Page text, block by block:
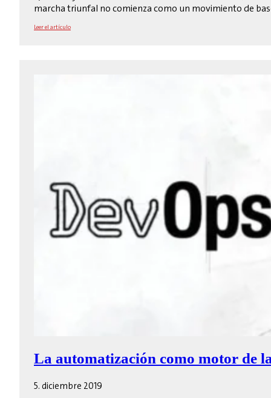
marcha triunfal no comienza como un movimiento de
Leer el artículo
La automatización como motor de
5. diciembre 2019